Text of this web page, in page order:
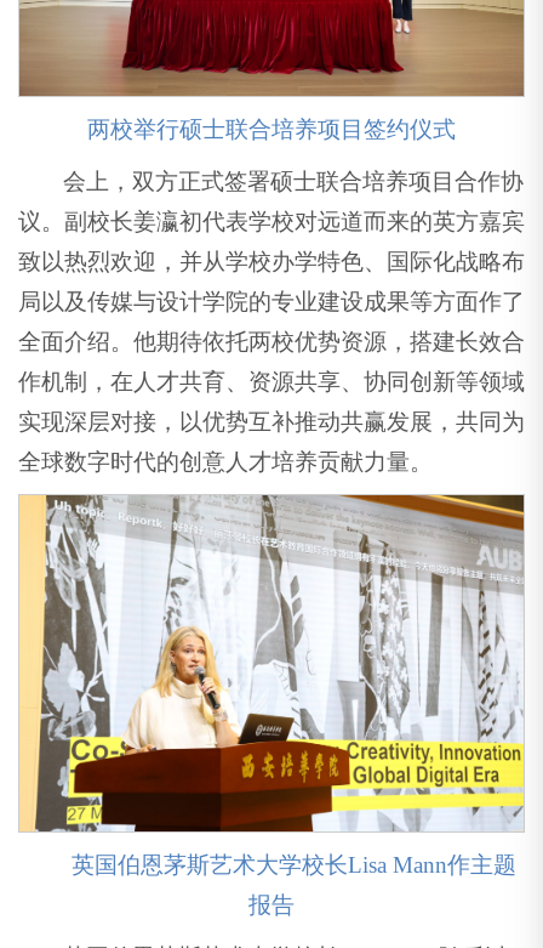
两校举行硕士联合培养项目签约仪式
会上，双方正式签署硕士联合培养项目合作协
议。副校长姜瀛初代表学校对远道而来的英方嘉宾
致以热烈欢迎，并从学校办学特色、国际化战略布
局以及传媒与设计学院的专业建设成果等方面作了
全面介绍。他期待依托两校优势资源，搭建长效合
作机制，在人才共育、资源共享、协同创新等领域
实现深层对接，以优势互补推动共赢发展，共同为
全球数字时代的创意人才培养贡献力量。
英国伯恩茅斯艺术大学校长Lisa Mann作主题
报告